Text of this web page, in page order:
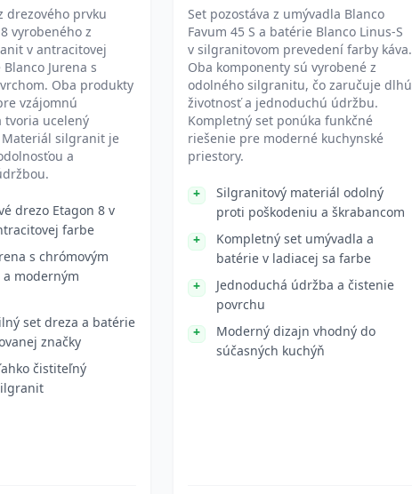
drezového prvku
vyrobeného z
v antracitovej
Jurena s
Oba produkty
vzájomnú
ucelený
Materiál silgranit je
a
drezo Etagon 8 v
farbe
s chrómovým
moderným
set dreza a batérie
značky
čistiteľný
Set pozostáva z umývadla Blanco
Favum 45 S a batérie Blanco Linus-S
v silgranitovom prevedení farby káva.
Oba komponenty sú vyrobené z
odolného silgranitu, čo zaručuje dlhú
životnosť a jednoduchú údržbu.
Kompletný set ponúka funkčné
riešenie pre moderné kuchynské
priestory.
Silgranitový materiál odolný
proti poškodeniu a škrabancom
Kompletný set umývadla a
batérie v ladiacej sa farbe
Jednoduchá údržba a čistenie
povrchu
Moderný dizajn vhodný do
súčasných kuchýň